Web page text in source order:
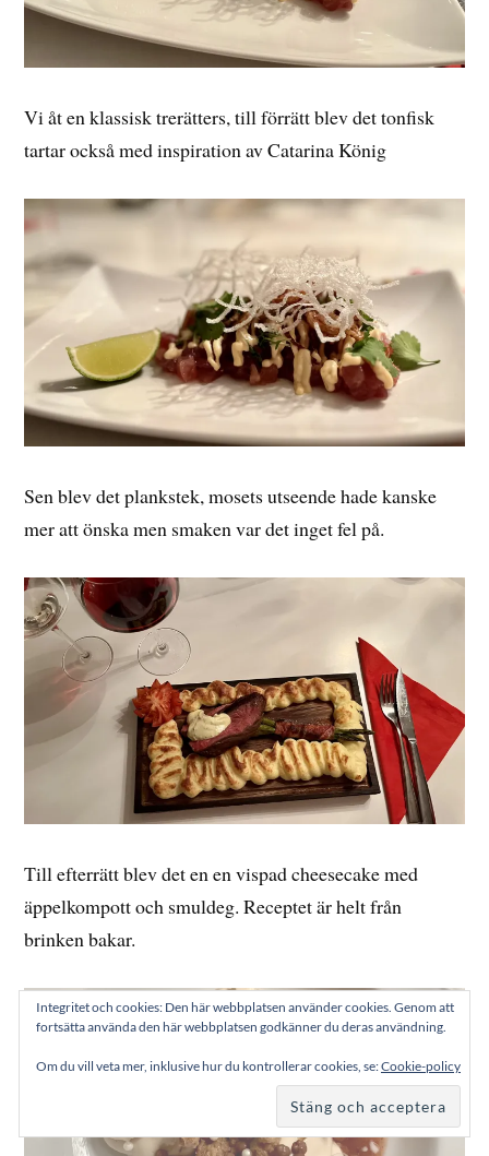
Vi åt en klassisk trerätters, till förrätt blev det tonfisk
tartar också med inspiration av Catarina König
Sen blev det plankstek, mosets utseende hade kanske
mer att önska men smaken var det inget fel på.
Till efterrätt blev det en en vispad cheesecake med
äppelkompott och smuldeg. Receptet är helt från
brinken bakar.
Integritet och cookies: Den här webbplatsen använder cookies. Genom att
fortsätta använda den här webbplatsen godkänner du deras användning.
Om du vill veta mer, inklusive hur du kontrollerar cookies, se:Cookie-policy